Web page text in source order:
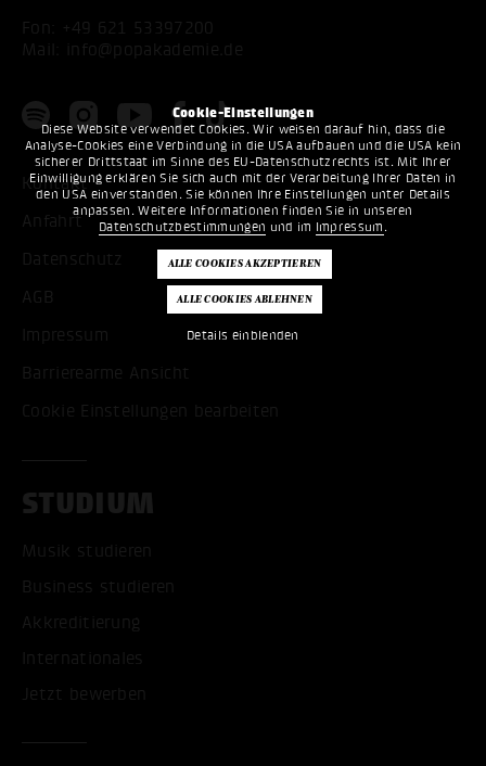
Cookie-Einstellungen
Diese Website verwendet Cookies. Wir weisen darauf hin, dass die
Analyse-Cookies eine Verbindung in die USA aufbauen und die USA kein
sicherer Drittstaat im Sinne des EU-Datenschutzrechts ist. Mit Ihrer
Einwilligung erklären Sie sich auch mit der Verarbeitung Ihrer Daten in
den USA einverstanden. Sie können Ihre Einstellungen unter Details
anpassen. Weitere Informationen finden Sie in unseren
Datenschutzbestimmungen und im Impressum .
Details einblenden
Fon:
+49 621 53397200
Mail:
info@popakademie.de
Kontakt
Anfahrt
Datenschutz
AGB
Impressum
Barrierearme Ansicht
Cookie Einstellungen bearbeiten
STUDIUM
Musik studieren
Business studieren
Akkreditierung
Internationales
Jetzt bewerben